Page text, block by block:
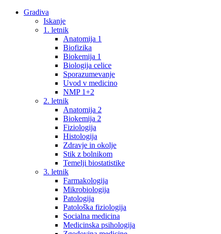
Gradiva
Iskanje
1. letnik
Anatomija 1
Biofizika
Biokemija 1
Biologija celice
Sporazumevanje
Uvod v medicino
NMP 1+2
2. letnik
Anatomija 2
Biokemija 2
Fiziologija
Histologija
Zdravje in okolje
Stik z bolnikom
Temelji biostatistike
3. letnik
Farmakologija
Mikrobiologija
Patologija
Patološka fiziologija
Socialna medicina
Medicinska psihologija